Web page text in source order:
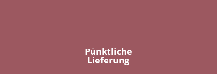
Pünktliche
Lieferung